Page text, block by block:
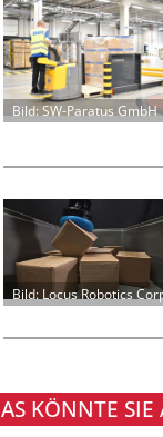
Bild: SW-Paratus GmbH
Bild: Locus Robotics
KÖNNTE SIE